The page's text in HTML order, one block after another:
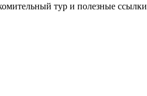
тур и полезные ссылки